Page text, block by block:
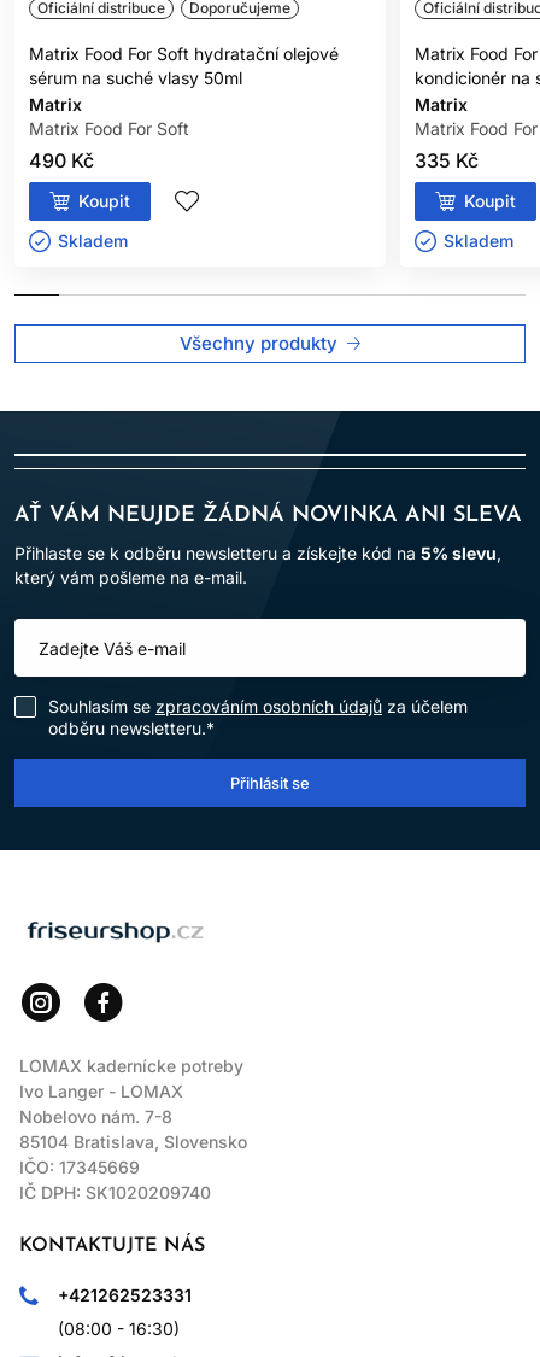
Oficiální distribuce Doporučujeme
Matrix Food For Soft hydratační olejové
sérum na suché vlasy 50ml
Matrix
Matrix Food For Soft
490 Kč
Koupit
Skladem ㅤ
Oficiální
Matrix Food
kondicionér na
Matrix
Matrix Food
335 Kč
Koupit
Skladem ㅤ
Všechny produkty
AŤ VÁM NEUJDE ŽÁDNÁ NOVINKA ANI SLEVA
Přihlaste se k odběru newsletteru a získejte kód na 5% slevu,
který vám pošleme na e-mail.
Souhlasím se zpracováním osobních údajů za účelem
odběru newsletteru.*
Přihlásit se
LOMAX kadernícke potreby
Ivo Langer - LOMAX
Nobelovo nám. 7-8
85104 Bratislava, Slovensko
IČO: 17345669
IČ DPH: SK1020209740
KONTAKTUJTE NÁS
+421262523331
(08:00 - 16:30)